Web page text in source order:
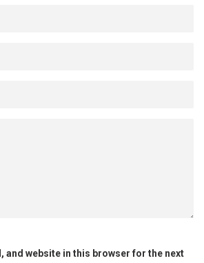
and website in this browser for the next